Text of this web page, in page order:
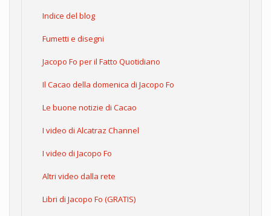
Indice del blog
Fumetti e disegni
Jacopo Fo per il Fatto Quotidiano
Il Cacao della domenica di Jacopo Fo
Le buone notizie di Cacao
I video di Alcatraz Channel
I video di Jacopo Fo
Altri video dalla rete
Libri di Jacopo Fo (GRATIS)